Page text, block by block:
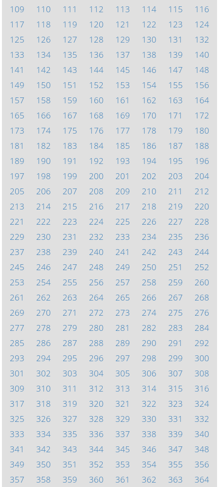
109
110 111 112 113 114 115
116
117
118 119 120 121 122 123
124
125
126 127 128 129 130 131
132
133
134 135 136 137 138 139
140
141
142 143 144 145 146 147
148
149
150 151 152 153 154 155
156
157
158 159 160 161 162 163
164
165
166 167 168 169 170 171
172
173
174 175 176 177 178 179
180
181
182 183 184 185 186 187
188
189
190 191 192 193 194 195
196
197
198 199 200 201 202 203
204
205
206 207 208 209 210 211
212
213
214 215 216 217 218 219
220
221
222 223 224 225 226 227
228
229
230 231 232 233 234 235
236
237
238 239 240 241 242 243
244
245
246 247 248 249 250 251
252
253
254 255 256 257 258 259
260
261
262 263 264 265 266 267
268
269
270 271 272 273 274 275
276
277
278 279 280 281 282 283
284
285
286 287 288 289 290 291
292
293
294 295 296 297 298 299
300
301
302 303 304 305 306 307
308
309
310 311 312 313 314 315
316
317
318 319 320 321 322 323
324
325
326 327 328 329 330 331
332
333
334 335 336 337 338 339
340
341
342 343 344 345 346 347
348
349
350 351 352 353 354 355
356
357
358 359 360 361 362 363 364